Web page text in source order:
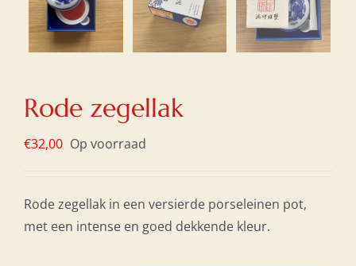
Rode zegellak
€32,00 Op voorraad
Rode zegellak in een versierde porseleinen pot,
met een intense en goed dekkende kleur.